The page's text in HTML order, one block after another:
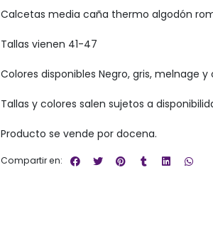
Calcetas media caña thermo algodón
Tallas vienen 41-47
Colores disponibles Negro, gris, melnage y
Tallas y colores salen sujetos a
Producto se vende por docena.
Compartir en: